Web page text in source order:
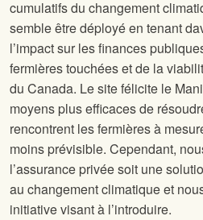
cumulatifs du changement
semble être déployé en tenant
l’impact sur les finances
fermières touchées et de la
du Canada. Le sitefélicite le
moyens plus efficaces de
rencontrent les fermières à
moins prévisible. Cependant,
l’assurance privée soit une
au changement climatique et
initiative visant à l’introduire.